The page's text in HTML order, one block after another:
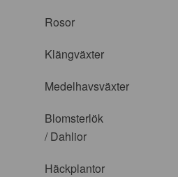
Rosor
Klängväxter
Medelhavsväxter
Blomsterlök
/ Dahlior
Häckplantor